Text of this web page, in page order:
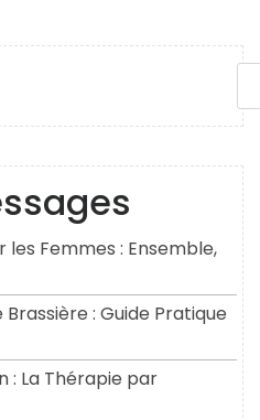
Femmes : Ensemble,
: Guide Pratique
: La Thérapie par